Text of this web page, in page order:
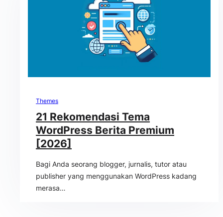
Themes
21 Rekomendasi Tema
WordPress Berita Premium
[2026]
Bagi Anda seorang blogger, jurnalis, tutor atau
publisher yang menggunakan WordPress kadang
merasa…